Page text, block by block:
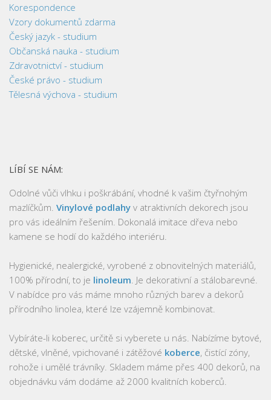
Korespondence
Vzory dokumentů zdarma
Český jazyk - studium
Občanská nauka - studium
Zdravotnictví - studium
České právo - studium
Tělesná výchova - studium
LÍBÍ SE NÁM:
Odolné vůči vlhku i poškrábání, vhodné k vašim čtyřnohým
mazlíčkům. Vinylové podlahy v atraktivních dekorech jsou
pro vás ideálním řešením. Dokonalá imitace dřeva nebo
kamene se hodí do každého interiéru.
Hygienické, nealergické, vyrobené z obnovitelných materiálů,
100% přírodní, to je linoleum . Je dekorativní a stálobarevné.
V nabídce pro vás máme mnoho různých barev a dekorů
přírodního linolea, které lze vzájemně kombinovat.
Vybíráte-li koberec, určitě si vyberete u nás. Nabízíme bytové,
dětské, vlněné, vpichované i zátěžové koberce, čistící zóny,
rohože i umělé trávníky. Skladem máme přes 400 dekorů, na
objednávku vám dodáme až 2000 kvalitních koberců.